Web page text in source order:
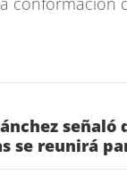
señaló
se reunirá